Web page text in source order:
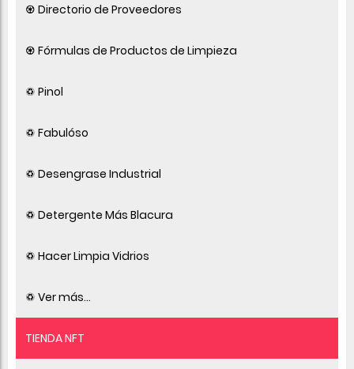
♼ Directorio de Proveedores
♼ Fórmulas de Productos de Limpieza
♽ Pinol
♽ Fabulóso
♽ Desengrase Industrial
♽ Detergente Más Blacura
♽ Hacer Limpia Vidrios
♽ Ver más...
TIENDA NFT